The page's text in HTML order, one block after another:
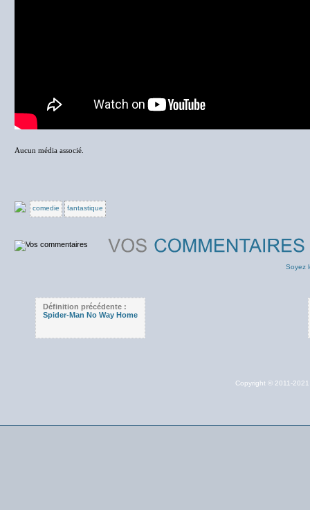
Aucun média associé.
comedie fantastique
Soyez
Définition précédente :
Spider-Man No Way Home
Copyright © 2011-